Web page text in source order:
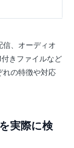
、オーディオ
きファイルなど
れの特徴や対応
実際に検